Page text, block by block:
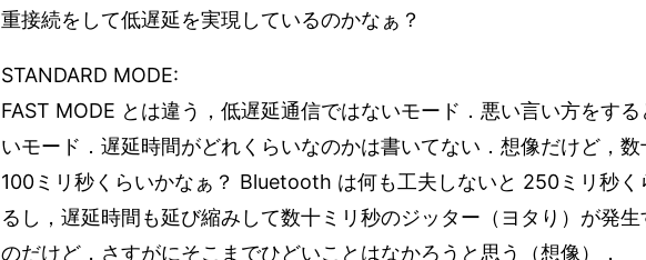
重接続をして低遅延を実現しているのかなぁ？
STANDARD MODE:
FAST MODE とは違う，低遅延通信ではないモード．悪い言い方をする
いモード．遅延時間がどれくらいなのかは書いてない．想像だけど，数
100ミリ秒くらいかなぁ？ Bluetooth は何も工夫しないと 250ミリ秒く
るし，遅延時間も延び縮みして数十ミリ秒のジッター（ヨタり）が発
のだけど，さすがにそこまでひどいことはなかろうと思う（想像）．